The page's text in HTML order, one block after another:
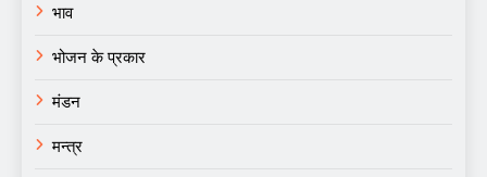
भाव
भोजन के प्रकार
मंडन
मन्त्र